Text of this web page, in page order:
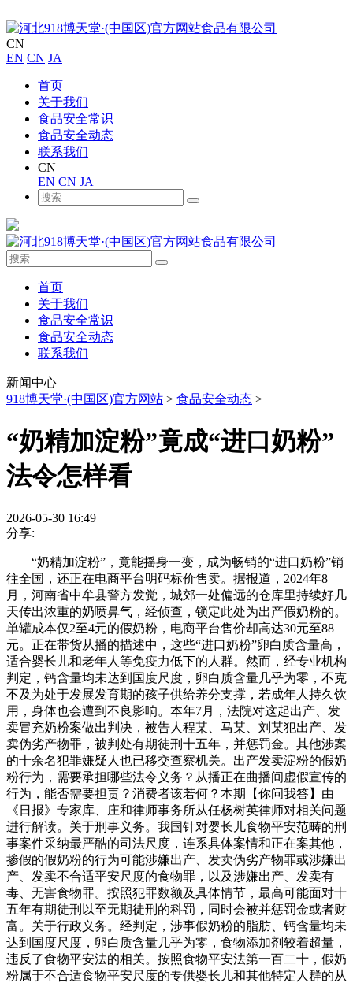
CN
EN CN JA
首页
关于我们
食品安全常识
食品安全动态
联系我们
CN
EN CN JA
首页
关于我们
食品安全常识
食品安全动态
联系我们
新闻中心
918博天堂·(中国区)官方网站 > 食品安全动态 >
“奶精加淀粉”竟成“进口奶粉”
法令怎样看
2026-05-30 16:49
分享:
“奶精加淀粉”，竟能摇身一变，成为畅销的“进口奶粉”销
往全国，还正在电商平台明码标价售卖。据报道，2024年8
月，河南省中牟县警方发觉，城郊一处偏远的仓库里持续好几
天传出浓重的奶喷鼻气，经侦查，锁定此处为出产假奶粉的。
单罐成本仅2至4元的假奶粉，电商平台售价却高达30元至88
元。正在带货从播的描述中，这些“进口奶粉”卵白质含量高，
适合婴长儿和老年人等免疫力低下的人群。然而，经专业机构
判定，钙含量均未达到国度尺度，卵白质含量几乎为零，不克
不及为处于发展发育期的孩子供给养分支撑，若成年人持久饮
用，身体也会遭到不良影响。本年7月，法院对这起出产、发
卖冒充奶粉案做出判决，被告人程某、马某、刘某犯出产、发
卖伪劣产物罪，被判处有期徒刑十五年，并惩罚金。其他涉案
的十余名犯罪嫌疑人也已移交查察机关。出产发卖淀粉的假奶
粉行为，需要承担哪些法令义务？从播正在曲播间虚假宣传的
行为，能否需要担责？消费者该若何？本期【你问我答】由
《日报》专家库、庄和律师事务所从任杨树英律师对相关问题
进行解读。关于刑事义务。我国针对婴长儿食物平安范畴的刑
事案件采纳最严酷的司法尺度，连系具体案情和正在案其他，
掺假的假奶粉的行为可能涉嫌出产、发卖伪劣产物罪或涉嫌出
产、发卖不合适平安尺度的食物罪，以及涉嫌出产、发卖有
毒、无害食物罪。按照犯罪数额及具体情节，最高可能面对十
五年有期徒刑以至无期徒刑的科罚，同时会被并惩罚金或者财
富。关于行政义务。经判定，涉事假奶粉的脂肪、钙含量均未
达到国度尺度，卵白质含量几乎为零，食物添加剂较着超量，
违反了食物平安法的相关。按照食物平安法第一百二十，假奶
粉属于不合适食物平安尺度的专供婴长儿和其他特定人群的从